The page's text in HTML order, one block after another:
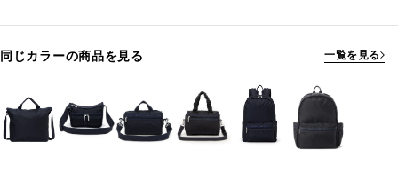
同じカラーの商品を見る 一覧を見る